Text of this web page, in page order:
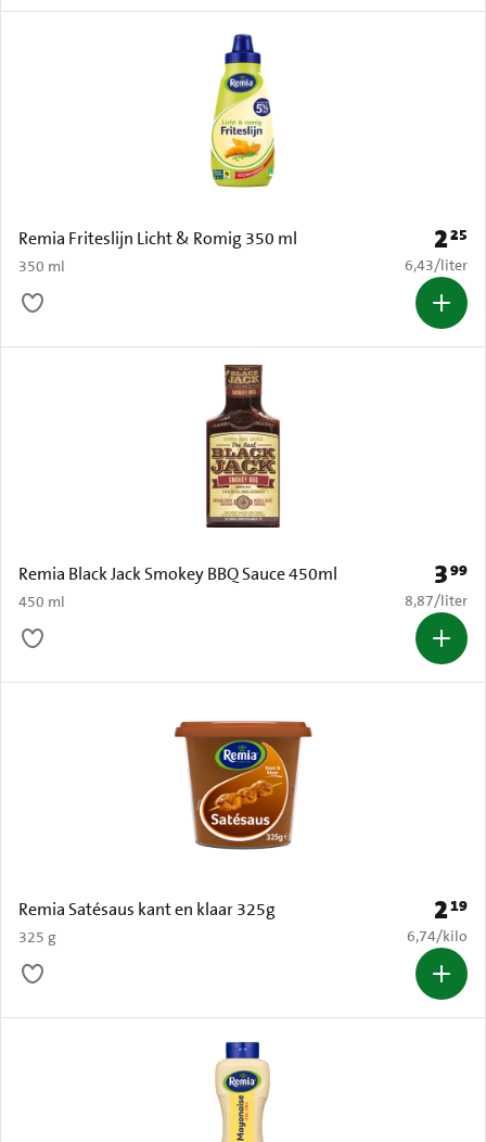
Remia Friteslijn Licht & Romig 350 ml
350 ml
Prijs:
225
€ 6,43 per
6,43/liter
Remia Black Jack Smokey BBQ Sauce 450ml
450 ml
Prijs:
399
€ 8,87 per
8,87/liter
Remia Satésaus kant en klaar 325g
325 g
Prijs:
219
€ 6,74 per
6,74/kilo